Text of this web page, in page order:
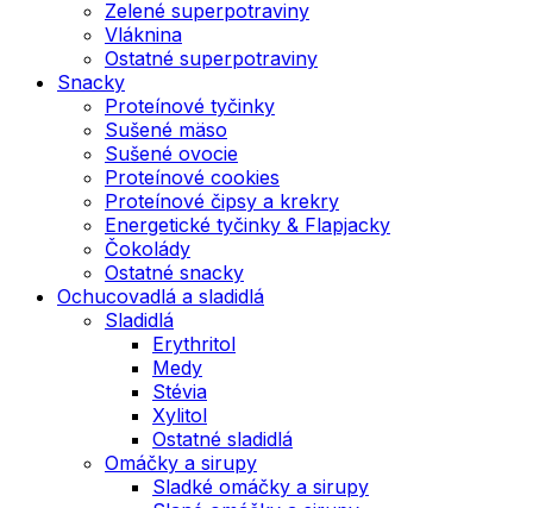
Zelené superpotraviny
Vláknina
Ostatné superpotraviny
Snacky
Proteínové tyčinky
Sušené mäso
Sušené ovocie
Proteínové cookies
Proteínové čipsy a krekry
Energetické tyčinky & Flapjacky
Čokolády
Ostatné snacky
Ochucovadlá a sladidlá
Sladidlá
Erythritol
Medy
Stévia
Xylitol
Ostatné sladidlá
Omáčky a sirupy
Sladké omáčky a sirupy